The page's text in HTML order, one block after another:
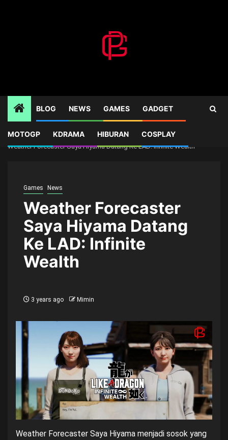
BLOG NEWS GAMES GADGET
MOTOGP KDRAMA HIBURAN COSPLAY
Home
Games
Weather Forecaster Saya Hiyama Datang Ke LAD: Infinite Wealth
Games News
Weather Forecaster
Saya Hiyama Datang
Ke LAD: Infinite
Wealth
3 years ago Mimin
Weather Forecaster Saya Hiyama menjadi sosok yang